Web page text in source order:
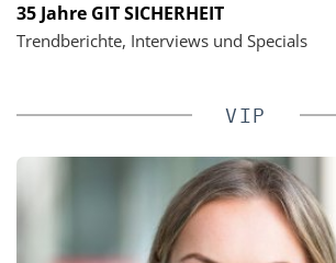
35 Jahre GIT SICHERHEIT
Trendberichte, Interviews und Specials
VIP